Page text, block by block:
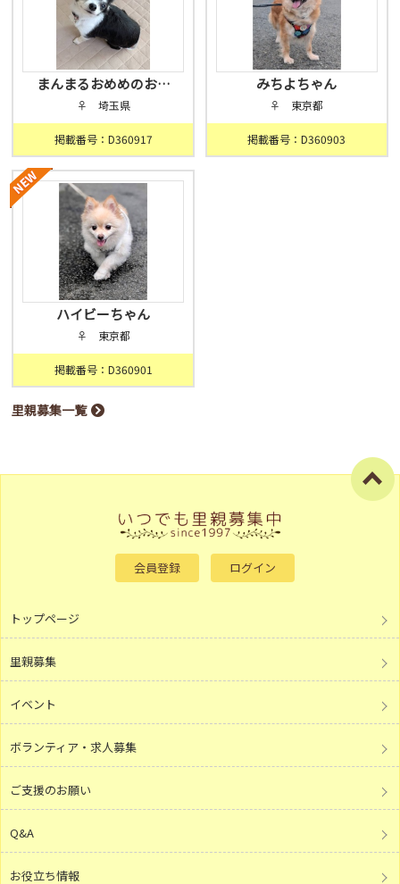
まんまるおめめのお…
♀ 埼玉県
掲載番号：D360917
みちよちゃん
♀ 東京都
掲載番号：D360903
ハイビーちゃん
♀ 東京都
掲載番号：D360901
里親募集一覧
会員登録 ログイン
トップページ
里親募集
イベント
ボランティア・求人募集
ご支援のお願い
Q&A
お役立ち情報